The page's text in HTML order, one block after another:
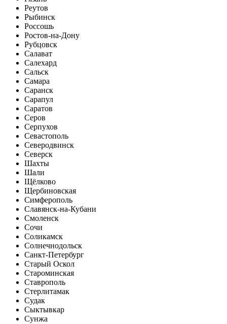
Реутов
Рыбинск
Россошь
Ростов-на-Дону
Рубцовск
Салават
Салехард
Сальск
Самара
Саранск
Сарапул
Саратов
Серов
Серпухов
Севастополь
Северодвинск
Северск
Шахты
Шали
Щёлково
Щербиновская
Симферополь
Славянск-на-Кубани
Смоленск
Сочи
Соликамск
Солнечнодольск
Санкт-Петербург
Старый Оскол
Староминская
Ставрополь
Стерлитамак
Судак
Сыктывкар
Сунжа